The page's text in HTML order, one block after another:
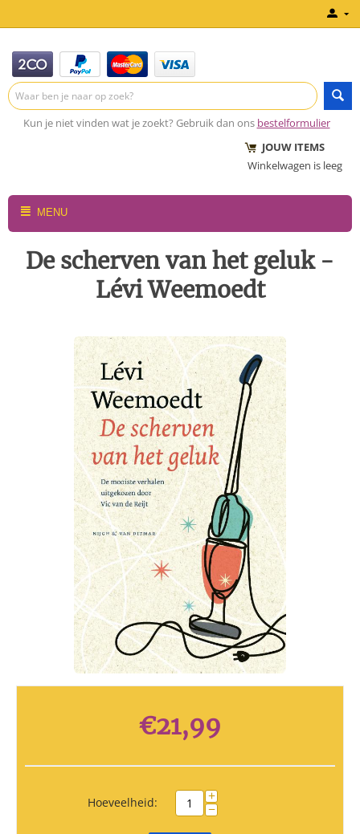
Kun je niet vinden wat je zoekt? Gebruik dan ons bestelformulier
JOUW ITEMS
Winkelwagen is leeg
MENU
De scherven van het geluk -
Lévi Weemoedt
€21,99
Hoeveelheid: +
−